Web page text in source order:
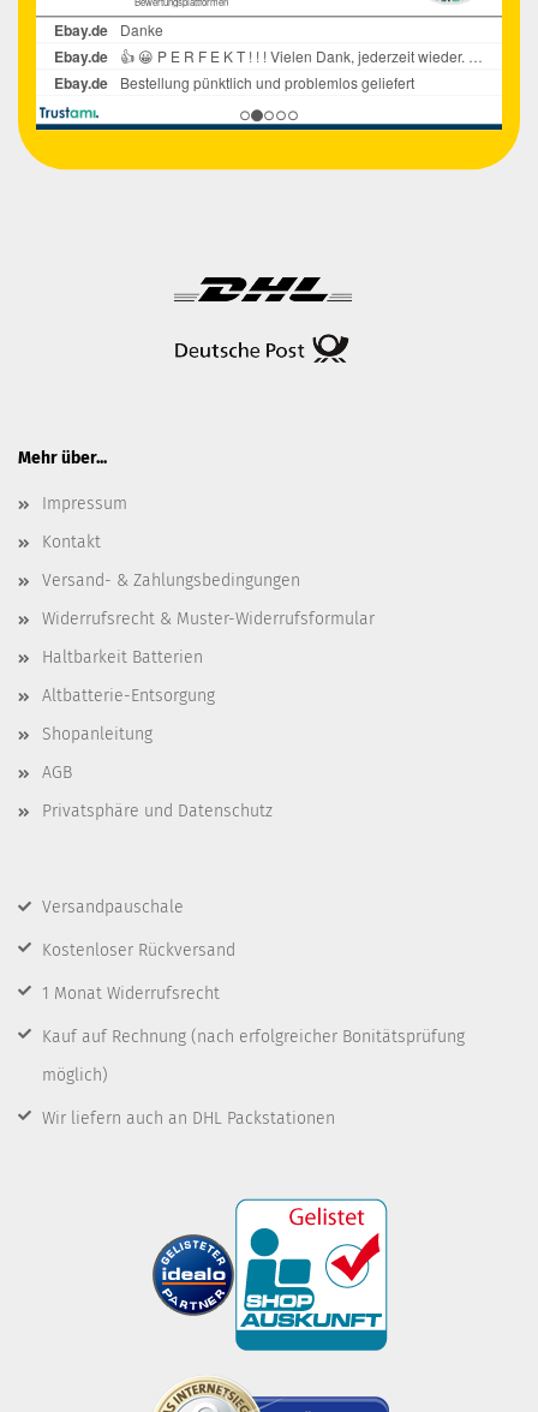
Mehr über...
Impressum
Kontakt
Versand- & Zahlungsbedingungen
Widerrufsrecht & Muster-Widerrufsformular
Haltbarkeit Batterien
Altbatterie-Entsorgung
Shopanleitung
AGB
Privatsphäre und Datenschutz
Versandpauschale
Kostenloser Rückversand
1 Monat Widerrufsrecht
Kauf auf Rechnung (nach erfolgreicher Bonitätsprüfung
möglich)
Wir liefern auch an DHL Packstationen